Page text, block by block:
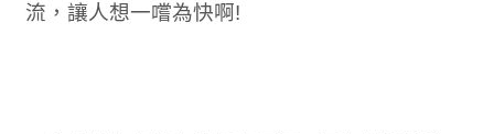
流，讓人想一嚐為快啊!